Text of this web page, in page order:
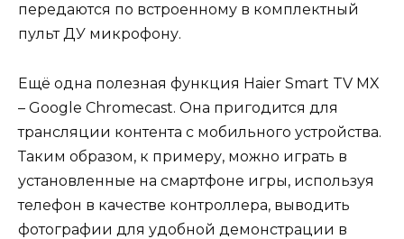
передаются по встроенному в комплектный
пульт ДУ микрофону.
Ещё одна полезная функция Haier Smart TV MX
– Google Chromecast. Она пригодится для
трансляции контента с мобильного устройства.
Таким образом, к примеру, можно играть в
установленные на смартфоне игры, используя
телефон в качестве контроллера, выводить
фотографии для удобной демонстрации в